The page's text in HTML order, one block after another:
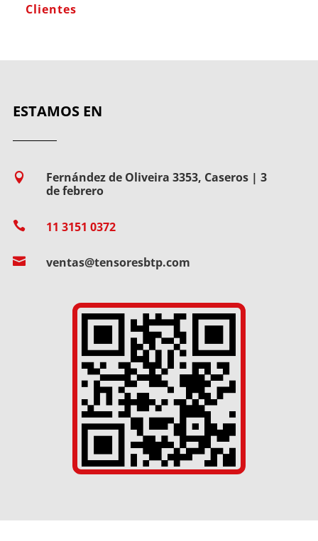
Clientes
ESTAMOS EN

Fernández de Oliveira 3353, Caseros | 3
de febrero
 11 3151 0372
 ventas@tensoresbtp.com